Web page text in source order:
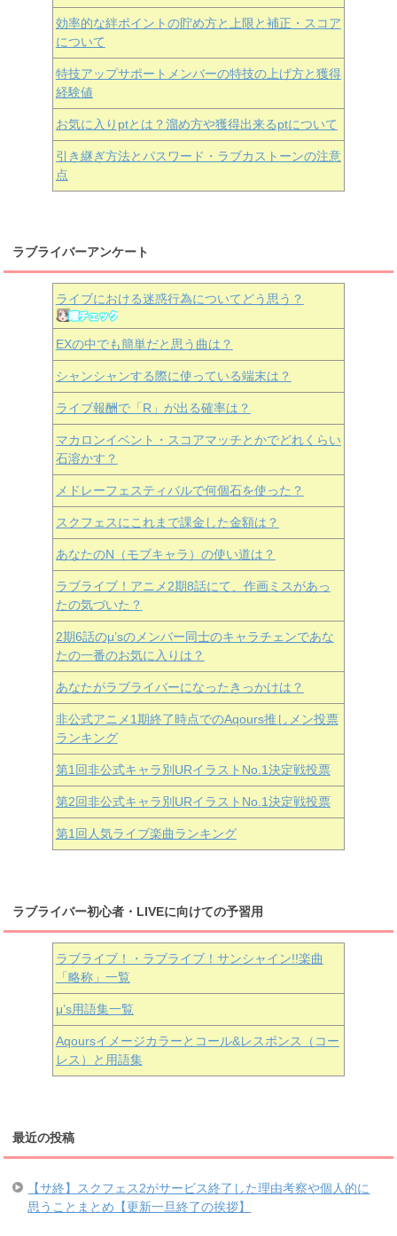
効率的な絆ポイントの貯め方と上限と補正・スコア
について
特技アップサポートメンバーの特技の上げ方と獲得
経験値
お気に入りptとは？溜め方や獲得出来るptについて
引き継ぎ方法とパスワード・ラブカストーンの注意
点
ラブライバーアンケート
ライブにおける迷惑行為についてどう思う？
EXの中でも簡単だと思う曲は？
シャンシャンする際に使っている端末は？
ライブ報酬で「R」が出る確率は？
マカロンイベント・スコアマッチとかでどれくらい
石溶かす？
メドレーフェスティバルで何個石を使った？
スクフェスにこれまで課金した金額は？
あなたのN（モブキャラ）の使い道は？
ラブライブ！アニメ2期8話にて、作画ミスがあっ
たの気づいた？
2期6話のμ’sのメンバー同士のキャラチェンであな
たの一番のお気に入りは？
あなたがラブライバーになったきっかけは？
非公式アニメ1期終了時点でのAqours推しメン投票
ランキング
第1回非公式キャラ別URイラストNo.1決定戦投票
第2回非公式キャラ別URイラストNo.1決定戦投票
第1回人気ライブ楽曲ランキング
ラブライバー初心者・LIVEに向けての予習用
ラブライブ！・ラブライブ！サンシャイン!!楽曲
「略称」一覧
μ’s用語集一覧
Aqoursイメージカラーとコール&レスポンス（コー
レス）と用語集
最近の投稿
【サ終】スクフェス2がサービス終了した理由考察や個人的に
思うことまとめ【更新一旦終了の挨拶】